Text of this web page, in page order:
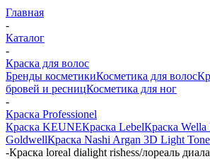
Главная
-
Каталог
-
Краска для волос
Бренды косметикиКосметика для волос
бровей и ресницКосметика для ног
-
Краска Professionel
Краска KEUNEКраска LebelКраска Wella
GoldwellКраска Nashi Argan 3D Light
-Краска loreal dialight rishess/лореаль